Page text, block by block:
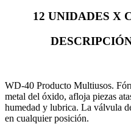
12 UNIDADES X
WD-40 Producto Multiusos.
metal del óxido, afloja piezas
humedad y lubrica. La válvula
en cualquier posición.